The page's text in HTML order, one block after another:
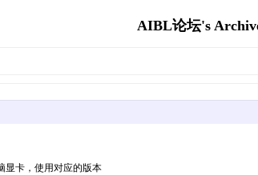
AIBL论坛's
显卡，使用对应的版本